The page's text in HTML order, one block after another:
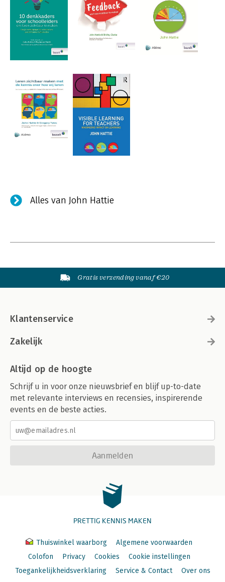
Alles van John Hattie
Gratis verzending vanaf €20
Klantenservice
Zakelijk
Altijd op de hoogte
Schrijf u in voor onze nieuwsbrief en blijf up-to-date
met relevante interviews en recensies, inspirerende
events en de beste acties.
Aanmelden
PRETTIG KENNIS MAKEN
Thuiswinkel waarborg
Algemene voorwaarden
Colofon
Privacy Cookies
Cookie instellingen
Toegankelijkheidsverklaring
Service & Contact Over ons